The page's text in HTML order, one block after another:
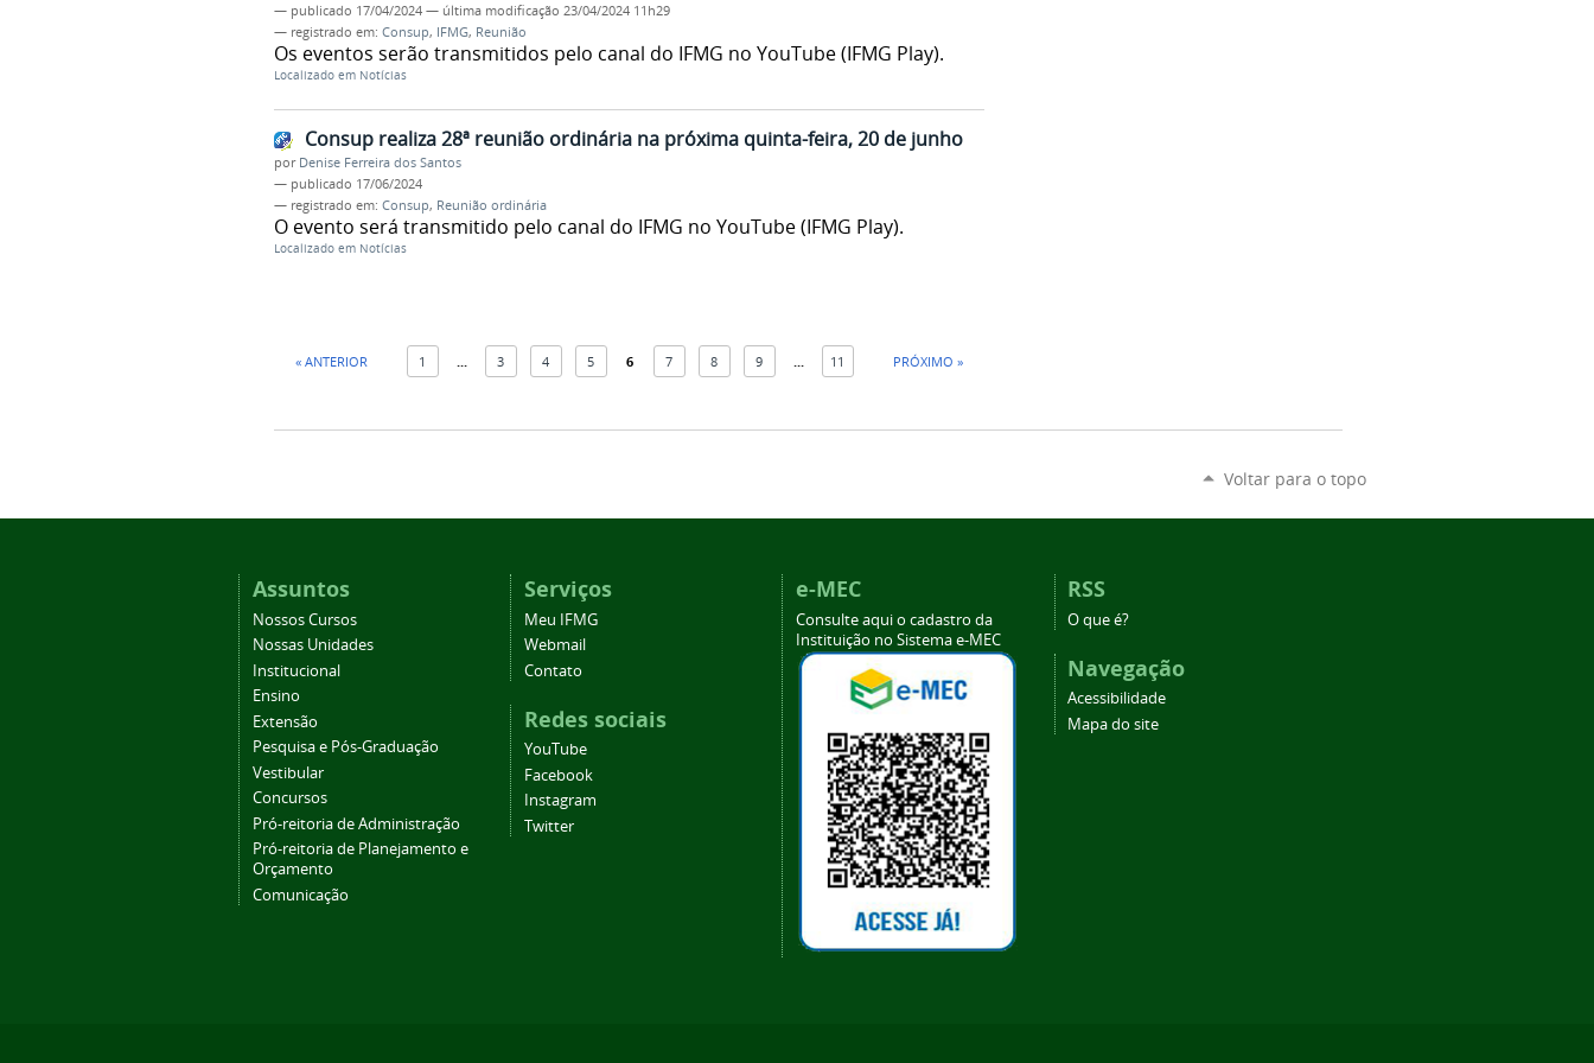
— publicado 17/04/2024 — última modificação 23/04/2024 11h29
— registrado em: Consup, IFMG, Reunião
Os eventos serão transmitidos pelo canal do IFMG no YouTube (IFMG Play).
Localizado em Notícias
Consup realiza 28ª reunião ordinária na próxima quinta-feira, 20 de junho
por Denise Ferreira dos Santos
— publicado 17/06/2024
— registrado em: Consup, Reunião ordinária
O evento será transmitido pelo canal do IFMG no YouTube (IFMG Play).
Localizado em Notícias
« ANTERIOR 1 3 4 5 6 7 8 9 11 PRÓXIMO »
Voltar para o topo
Assuntos
Nossos Cursos
Nossas Unidades
Institucional
Ensino
Extensão
Pesquisa e Pós-Graduação
Vestibular
Concursos
Pró-reitoria de Administração
Pró-reitoria de Planejamento e
Orçamento
Comunicação
Serviços
Meu IFMG
Webmail
Contato
Redes sociais
YouTube
Facebook
Instagram
Twitter
e-MEC
Consulte aqui o cadastro da
Instituição no Sistema e-MEC
RSS
O que é?
Navegação
Acessibilidade
Mapa do site